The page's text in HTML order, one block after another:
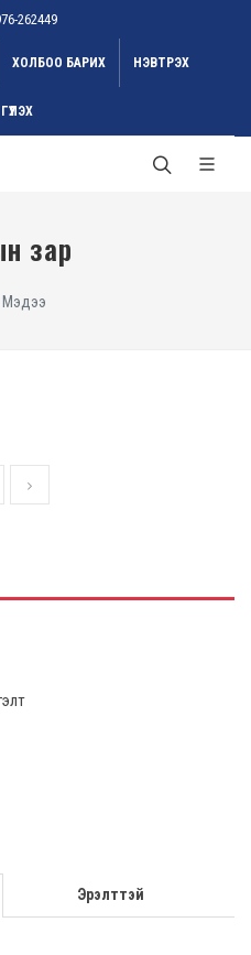
262449
ХОЛБОО БАРИХ НЭВТРЭХ
зар
Мэдээ
Эрэлттэй